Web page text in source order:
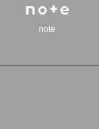
note